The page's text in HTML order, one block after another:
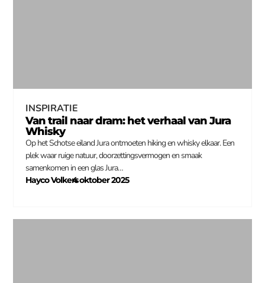
INSPIRATIE
Van trail naar dram: het verhaal van Jura
Whisky
Op het Schotse eiland Jura ontmoeten hiking en whisky elkaar. Een
plek waar ruige natuur, doorzettingsvermogen en smaak
samenkomen in een glas Jura…
Hayco Volkers
–
4 oktober 2025